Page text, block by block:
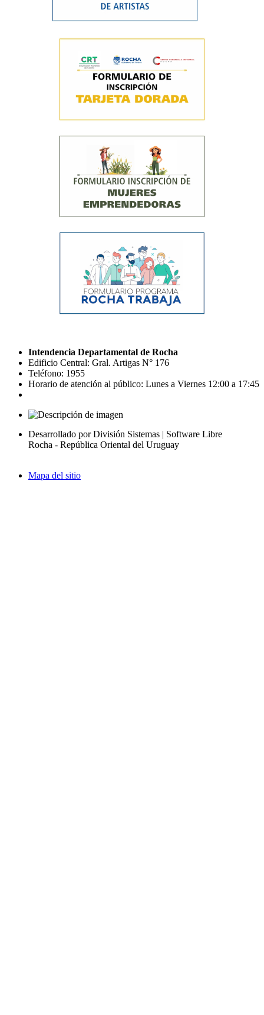
Intendencia Departamental de Rocha
Edificio Central: Gral. Artigas N° 176
Teléfono: 1955
Horario de atención al público: Lunes a Viernes 12:00 a 17:45
Desarrollado por División Sistemas | Software Libre
Rocha - República Oriental del Uruguay
Mapa del sitio